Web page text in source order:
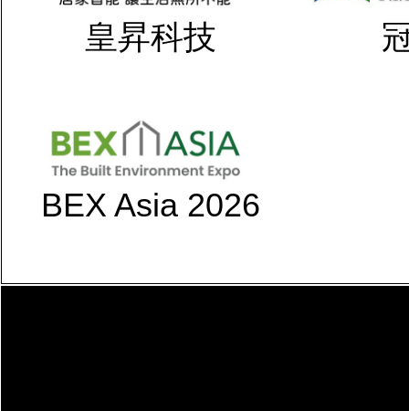
皇昇科技
BEX Asia 2026